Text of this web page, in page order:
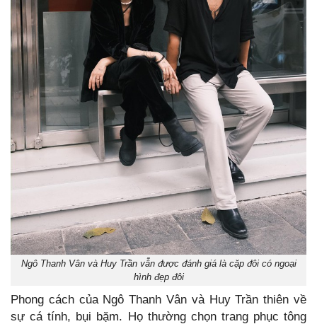
Ngô Thanh Vân và Huy Trần vẫn được đánh giá là cặp đôi có ngoại
hình đẹp đôi
Phong cách của Ngô Thanh Vân và Huy Trần thiên về
sự cá tính, bụi bặm. Họ thường chọn trang phục tông